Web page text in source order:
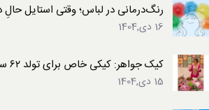
رنگ‌درمانی در لباس؛ وقتی استایل
16 دی,1404
کیک جواهر: کیکی خاص برای تولد ۶۲ سالگی نیتا آمبانی
15 دی,1404